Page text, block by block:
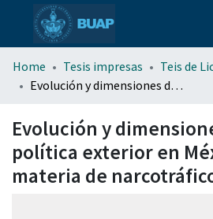
menu.section.about_menu
Home Tesis impresas
Teis de
Evolución y dimensiones de la política exterior en México en materia de narcotráfico
Evolución y
política exterior en
materia de